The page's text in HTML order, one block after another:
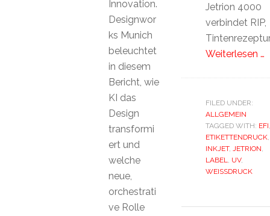
Jetrion 4000
verbindet RIP,
Weiterlesen …
FILED UNDER:
ALLGEMEIN
TAGGED WITH: EFI,
ETIKETTENDRUCK,
INKJET, JETRION,
LABEL, UV,
WEISSDRUCK
Innovation.
Designwor
ks Munich
beleuchtet
in diesem
Bericht, wie
KI das
Design
transformi
ert und
welche
neue,
orchestrati
ve Rolle